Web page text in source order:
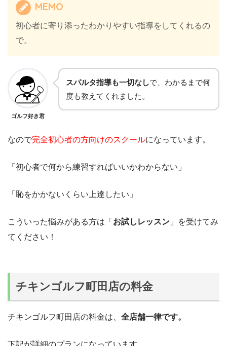
MEMO
初心者に寄り添ったわかりやすい指導をしてくれるの
で。
ゴルフ好き君
スパルタ指導も一切なしで、わかるまで何
度も教えてくれました。
なので完全初心者の方向けのスクールになっています。
「初心者で何から練習すればいいかわからない」
「恥をかかないくらい上達したい」
こういった悩みがある方は「 お試しレッスン 」を受けてみ
てください！
チキンゴルフ町田店の料金
チキンゴルフ町田店の料金は、 全店舗一律です。
下記が詳細のプランになっています。